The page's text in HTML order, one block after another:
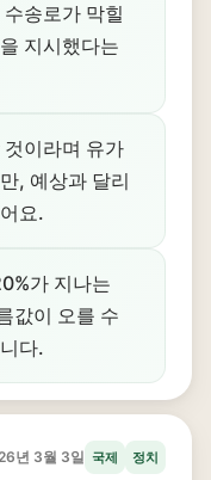
송로가 막힐
지시했다는
이라며 유가
, 예상과 달리
요.
가 지나는
값이 오를 수
다.
년 3월 3일 국제 정치